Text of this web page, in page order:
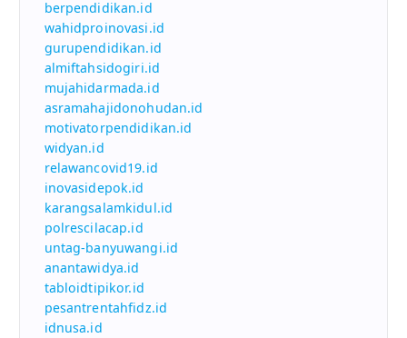
berpendidikan.id
wahidproinovasi.id
gurupendidikan.id
almiftahsidogiri.id
mujahidarmada.id
asramahajidonohudan.id
motivatorpendidikan.id
widyan.id
relawancovid19.id
inovasidepok.id
karangsalamkidul.id
polrescilacap.id
untag-banyuwangi.id
anantawidya.id
tabloidtipikor.id
pesantrentahfidz.id
idnusa.id